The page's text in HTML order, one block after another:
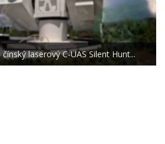
laserový C-UAS Silent Hunt...